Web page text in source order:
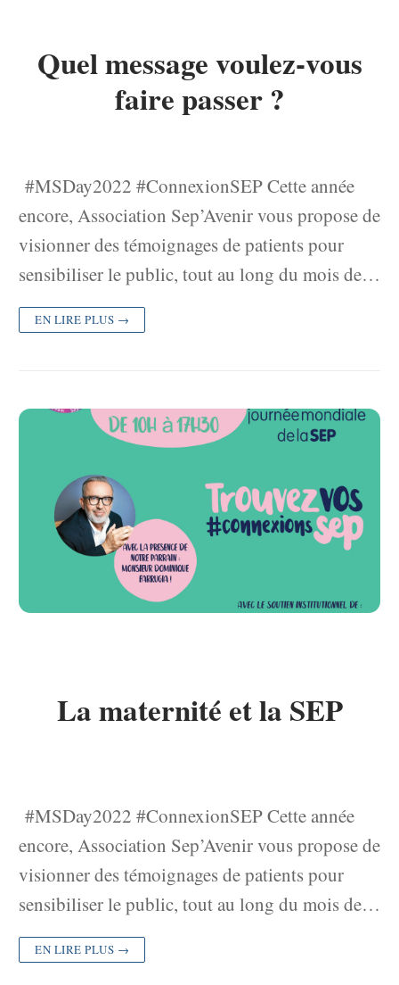
Quel message voulez-vous
faire passer ?
#MSDay2022 #ConnexionSEP Cette année
encore, Association Sep’Avenir vous propose de
visionner des témoignages de patients pour
sensibiliser le public, tout au long du mois de…
EN LIRE PLUS →
La maternité et la SEP
#MSDay2022 #ConnexionSEP Cette année
encore, Association Sep’Avenir vous propose de
visionner des témoignages de patients pour
sensibiliser le public, tout au long du mois de…
EN LIRE PLUS →